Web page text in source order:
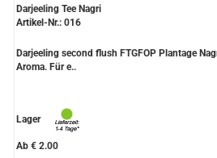
Darjeeling Tee Nagri
Artikel-Nr.: 016
Darjeeling second flush FTGFOP Plantage
Aroma. Für e..
Lager
Ab € 2.00